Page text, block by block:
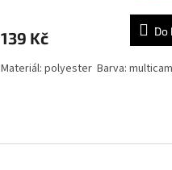
139 Kč Do
Materiál: polyester Barva: multicam